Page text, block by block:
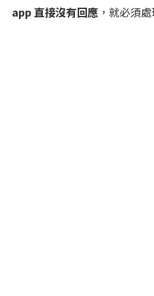
app 直接沒有回應 ，就必須